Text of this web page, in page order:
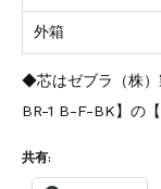
外箱
◆芯はゼブラ（株）
BR-1 B-F-BK】の
共有: